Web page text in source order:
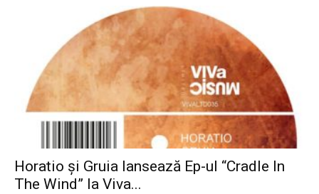
Horatio și Gruia lansează Ep-ul “Cradle In
The Wind” la Viva...